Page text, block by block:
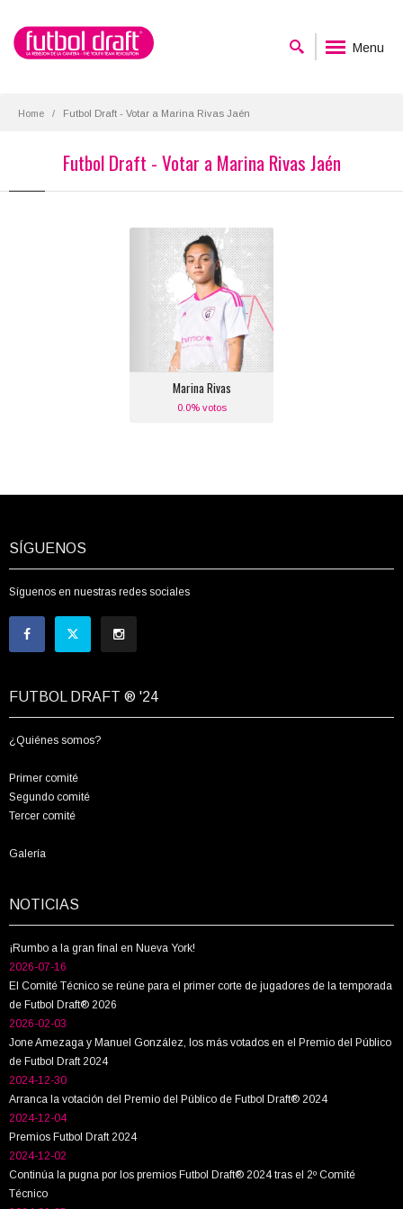
Menu
Home Futbol Draft - Votar a Marina Rivas Jaén
Futbol Draft - Votar a Marina Rivas Jaén
Marina Rivas
0.0% votos
Marina Rivas
Posición:
Media Punta
Equipo actual:
Madrid C.F.F.
SÍGUENOS
Síguenos en nuestras redes sociales
FUTBOL DRAFT ® '24
¿Quiénes somos?
Primer comité
Segundo comité
Tercer comité
Galería
NOTICIAS
¡Rumbo a la gran final en Nueva York!
2026-07-16
El Comité Técnico se reúne para el primer corte de jugadores de la temporada
de Futbol Draft® 2026
2026-02-03
Jone Amezaga y Manuel González, los más votados en el Premio del Público
de Futbol Draft 2024
2024-12-30
Arranca la votación del Premio del Público de Futbol Draft® 2024
2024-12-04
Premios Futbol Draft 2024
2024-12-02
Continúa la pugna por los premios Futbol Draft® 2024 tras el 2º Comité
Técnico